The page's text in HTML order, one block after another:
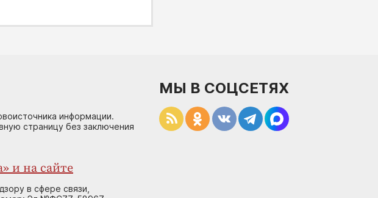
информации.
страницу без заключения
и на сайте
в сфере связи,
МЫ В СОЦСЕТЯХ